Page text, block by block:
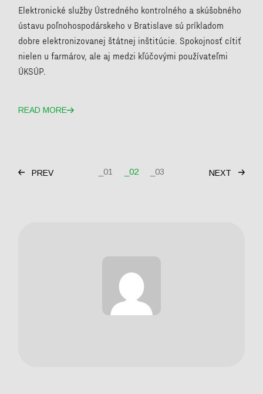
Elektronické služby Ústredného kontrolného a skúšobného
ústavu poľnohospodárskeho v Bratislave sú príkladom
dobre elektronizovanej štátnej inštitúcie. Spokojnosť cítiť
nielen u farmárov, ale aj medzi kľúčovými používateľmi
ÚKSÚP.
READ MORE
STRÁNKOVANIE
PREV 01 02 03 NEXT